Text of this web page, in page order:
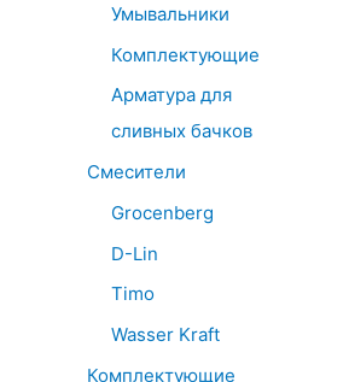
Умывальники
Комплектующие
Арматура для
сливных бачков
Смесители
Grocenberg
D-Lin
Timo
Wasser Kraft
Комплектующие